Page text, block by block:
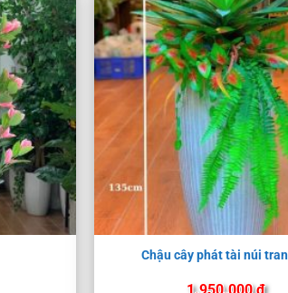
Chậu cây phát tài núi